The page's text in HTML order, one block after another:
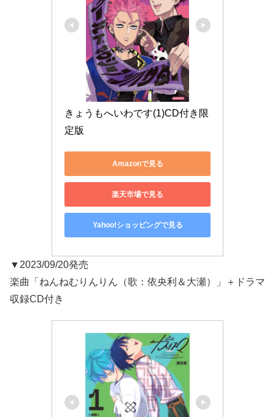
きょうもへいわです(1)CD付き限
定版
Amazonで見る
楽天市場で見る
Yahoo!ショッピングで見る
▼2023/09/20発売
楽曲「ねんねむりんりん（歌：依央利＆大瀬）」＋ドラマ
収録CD付き